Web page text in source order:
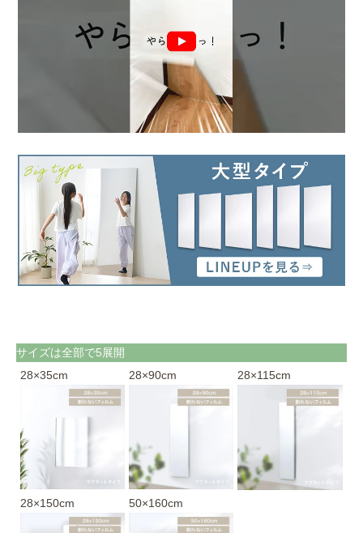
サイズは全部で5展開
28×35cm
28×90cm 28×115cm
28×150cm 50×160cm